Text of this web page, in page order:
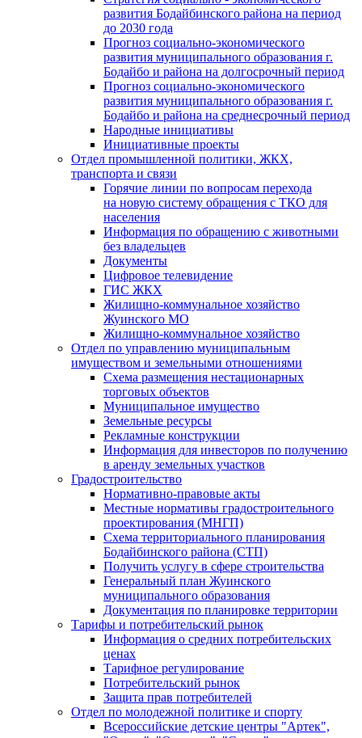
развития Бодайбинского района на период
до 2030 года
Прогноз социально-экономического
развития муниципального образования г.
Бодайбо и района на долгосрочный период
Прогноз социально-экономического
развития муниципального образования г.
Бодайбо и района на среднесрочный период
Народные инициативы
Инициативные проекты
Отдел промышленной политики, ЖКХ,
транспорта и связи
Горячие линии по вопросам перехода
на новую систему обращения с ТКО для
населения
Информация по обращению с животными
без владельцев
Документы
Цифровое телевидение
ГИС ЖКХ
Жилищно-коммунальное хозяйство
Жуинского МО
Жилищно-коммунальное хозяйство
Отдел по управлению муниципальным
имуществом и земельными отношениями
Схема размещения нестационарных
торговых объектов
Муниципальное имущество
Земельные ресурсы
Рекламные конструкции
Информация для инвесторов по получению
в аренду земельных участков
Градостроительство
Нормативно-правовые акты
Местные нормативы градостроительного
проектирования (МНГП)
Схема территориального планирования
Бодайбинского района (СТП)
Получить услугу в сфере строительства
Генеральный план Жуинского
муниципального образования
Документация по планировке территории
Тарифы и потребительский рынок
Информация о средних потребительских
ценах
Тарифное регулирование
Потребительский рынок
Защита прав потребителей
Отдел по молодежной политике и спорту
Всероссийские детские центры "Артек",